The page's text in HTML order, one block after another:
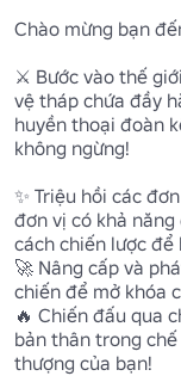
Chào mừng bạn
⚔️ Bước vào thế
vệ tháp chứa đầy
huyền thoại đoàn
không ngừng!
✨ Triệu hồi các
đơn vị có khả
cách chiến lược để
🚀 Nâng cấp và
chiến để mở khóa
🔥 Chiến đấu qua
bản thân trong
thượng của bạn!